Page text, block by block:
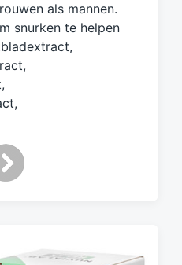
als mannen.
snurken te helpen